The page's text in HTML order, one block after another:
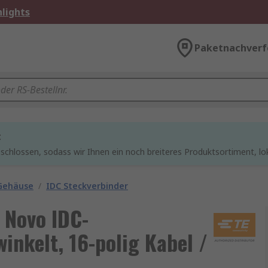
sodass wir Ihnen ein noch breiteres Produktsortiment,
/ IDC Steckverbinder
IDC-
16-polig Kabel /